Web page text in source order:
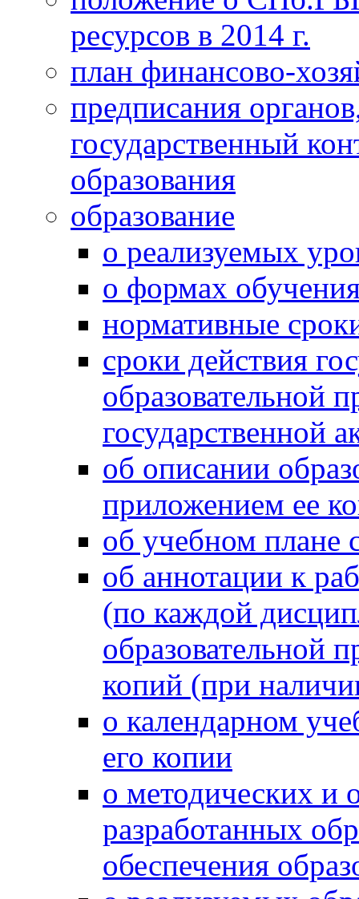
ресурсов в 2014 г.
план финансово-
предписания
государственный
образования
образование
о реализуемых
о формах
нормативные
сроки действия
образовательной
государственной
об описании
приложением ее
об учебном плане
об аннотации к
(по каждой
образовательной
копий (при
о календарном
его копии
о методических и
разработанных
обеспечения